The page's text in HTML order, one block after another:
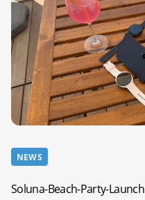
NEWS
Soluna-Beach-Party-Launch